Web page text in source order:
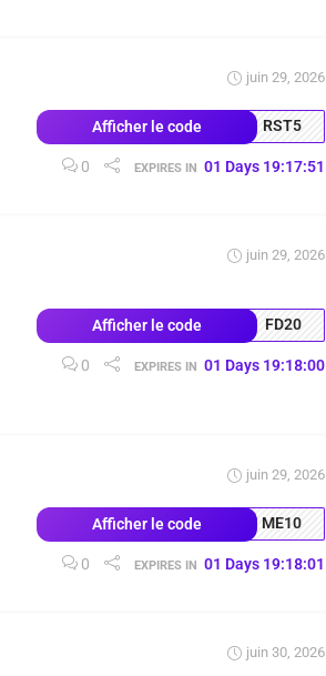
juin 29, 2026
Afficher le code RST5
0 EXPIRES IN 01 Days 19:17:50
juin 29, 2026
Afficher le code FD20
0 EXPIRES IN 01 Days 19:17:59
juin 29, 2026
Afficher le code ME10
0 EXPIRES IN 01 Days 19:18:00
juin 30, 2026